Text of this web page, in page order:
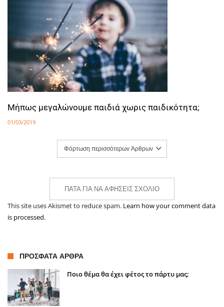
Μήπως μεγαλώνουμε παιδιά χωρις παιδικότητα;
01/03/2019
Φόρτωση περισσότερων Άρθρων
ΠΆΤΑ ΓΙΑ ΝΑ ΑΦΉΣΕΙΣ ΣΧΌΛΙΟ
This site uses Akismet to reduce spam. Learn how your comment data
is processed.
ΠΡΌΣΦΑΤΑ ΆΡΘΡΑ
Ποιο θέμα θα έχει φέτος το πάρτυ μας;